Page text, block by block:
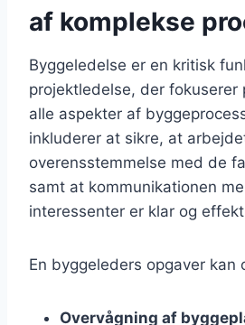
af komplekse
Byggeledelse er en kritisk
projektledelse, der fokuserer
alle aspekter af
inkluderer at sikre, at
overensstemmelse med de
samt at kommunikationen
interessenter er klar og
En byggeleders opgaver kan
Overvågning af